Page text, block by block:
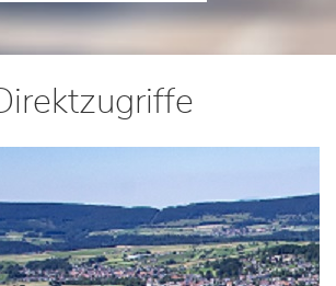
Direktzugriffe